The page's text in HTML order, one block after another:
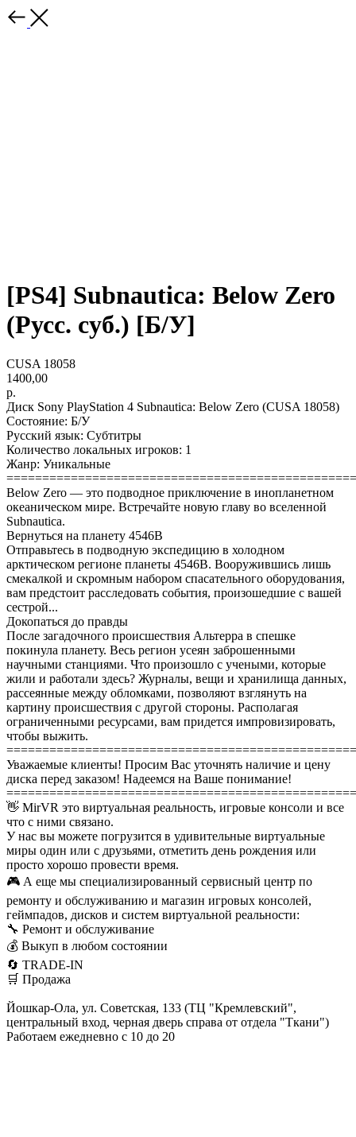
[PS4] Subnautica: Below Zero
(Русс. суб.) [Б/У]
CUSA 18058
1400,00
р.
Диск Sony PlayStation 4 Subnautica: Below Zero (CUSA 18058)
Состояние: Б/У
Русский язык: Субтитры
Количество локальных игроков: 1
Жанр: Уникальные
Below Zero — это подводное приключение в инопланетном
океаническом мире. Встречайте новую главу во вселенной
Subnautica.
Вернуться на планету 4546B
Отправьтесь в подводную экспедицию в холодном
арктическом регионе планеты 4546B. Вооружившись лишь
смекалкой и скромным набором спасательного оборудования,
вам предстоит расследовать события, произошедшие с вашей
сестрой...
Докопаться до правды
После загадочного происшествия Альтерра в спешке
покинула планету. Весь регион усеян заброшенными
научными станциями. Что произошло с учеными, которые
жили и работали здесь? Журналы, вещи и хранилища данных,
рассеянные между обломками, позволяют взглянуть на
картину происшествия с другой стороны. Располагая
ограниченными ресурсами, вам придется импровизировать,
чтобы выжить.
Уважаемые клиенты! Просим Вас уточнять наличие и цену
диска перед заказом! Надеемся на Ваше понимание!
👋 MirVR это виртуальная реальность, игровые консоли и все
что с ними связано.
У нас вы можете погрузится в удивительные виртуальные
миры один или с друзьями, отметить день рождения или
просто хорошо провести время.
🎮 А еще мы специализированный сервисный центр по
ремонту и обслуживанию и магазин игровых консолей,
геймпадов, дисков и систем виртуальной реальности:
🔧 Ремонт и обслуживание
💰 Выкуп в любом состоянии
🔄 TRADE-IN
🛒 Продажа
Йошкар-Ола, ул. Советская, 133 (ТЦ "Кремлевский",
центральный вход, черная дверь справа от отдела "Ткани")
Работаем ежедневно с 10 до 20